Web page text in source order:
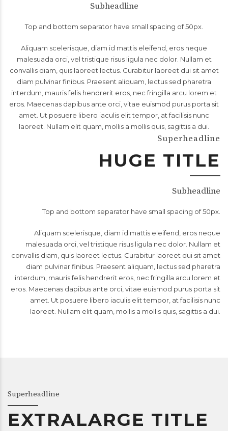
Subheadline
Top and bottom separator have small spacing of 50px.
Aliquam scelerisque, diam id mattis eleifend, eros neque
malesuada orci, vel tristique risus ligula nec dolor. Nullam et
convallis diam, quis laoreet lectus. Curabitur laoreet dui sit amet
diam pulvinar finibus. Praesent aliquam, lectus sed pharetra
interdum, mauris felis hendrerit eros, nec fringilla arcu lorem et
eros. Maecenas dapibus ante orci, vitae euismod purus porta sit
amet. Ut posuere libero iaculis elit tempor, at facilisis nunc
laoreet. Nullam elit quam, mollis a mollis quis, sagittis a dui.
Superheadline
HUGE TITLE
Subheadline
Top and bottom separator have small spacing of 50px.
Aliquam scelerisque, diam id mattis eleifend, eros neque
malesuada orci, vel tristique risus ligula nec dolor. Nullam et
convallis diam, quis laoreet lectus. Curabitur laoreet dui sit amet
diam pulvinar finibus. Praesent aliquam, lectus sed pharetra
interdum, mauris felis hendrerit eros, nec fringilla arcu lorem et
eros. Maecenas dapibus ante orci, vitae euismod purus porta sit
amet. Ut posuere libero iaculis elit tempor, at facilisis nunc
laoreet. Nullam elit quam, mollis a mollis quis, sagittis a dui.
Superheadline
EXTRALARGE TITLE